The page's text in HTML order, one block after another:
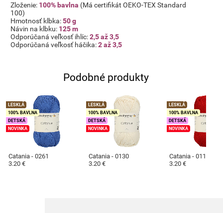
Zloženie: 100% bavlna (Má certifikát OEKO-TEX Standard
100)
Hmotnosť klbka:50 g
Návin na klbku: 125 m
Odporúčaná veľkosť ihlíc:2,5 až 3,5
Odporúčaná veľkosť háčika:2 až 3,5
Podobné produkty
Catania - 0261
LESKLÁ
100% BAVLNA
DETSKÁ
NOVINKA
3.20 €
Catania - 0130
LESKLÁ
100% BAVLNA
DETSKÁ
NOVINKA
3.20 €
Catania - 0115
LESKLÁ
100% BAVLNA
DETSKÁ
NOVINKA
3.20 €